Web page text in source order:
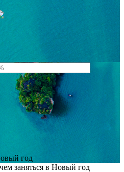
год
заняться в Новый год